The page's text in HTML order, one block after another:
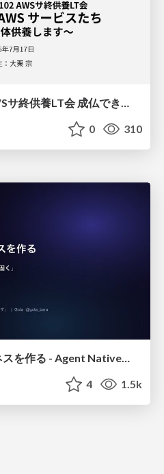
0 310
仕様書を書く前にハーネスを作る - Agent Native開発は「探索を速く、判定を固く」
4 1.5k